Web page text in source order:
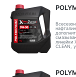
линейки
CLEAN,